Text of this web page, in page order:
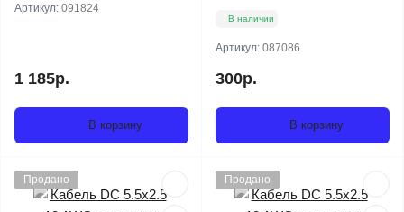
Артикул: 091824
1 185р.
В корзину
В наличии
Артикул: 087086
300р.
В корзину
Продано Продано